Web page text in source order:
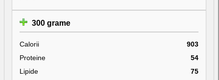
300 grame
Calorii
903
Proteine
54
Lipide
75